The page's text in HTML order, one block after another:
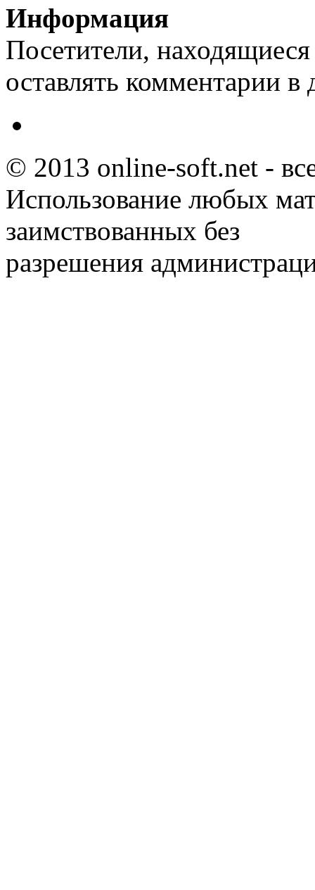
Информация
Посетители,
оставлять комментарии в
© 2013 online-soft.net -
Использование любых
заимствованных без
разрешения